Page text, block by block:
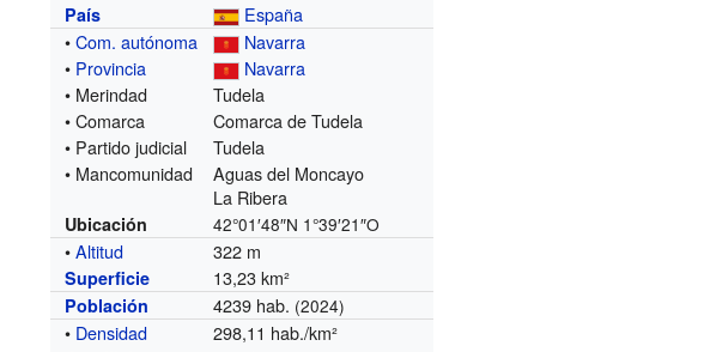
País
España
•Com. autónoma
Navarra
• Provincia
Navarra
• Merindad
Tudela
• Comarca
Comarca de Tudela
• Partido judicial
Tudela
• Mancomunidad
Aguas del Moncayo
La Ribera
Ubicación 42°01′48″N 1°39′21″O
•Altitud 322 m
Superficie 13,23 km²
Población 4239 hab. (2024)
• Densidad 298,11 hab./km²